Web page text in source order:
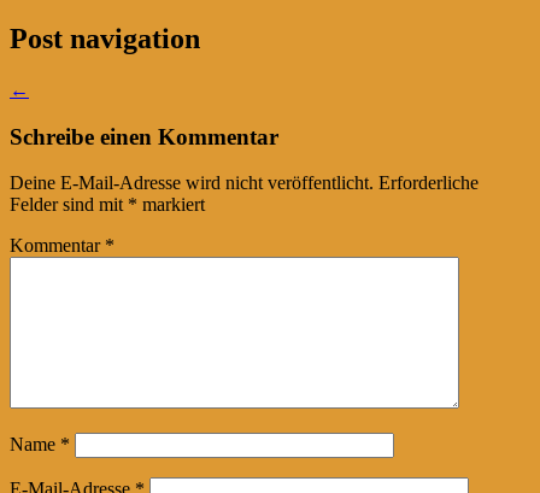
Post navigation
←
Schreibe einen Kommentar
Deine E-Mail-Adresse wird nicht veröffentlicht. Erforderliche
Felder sind mit * markiert
Kommentar *
Name *